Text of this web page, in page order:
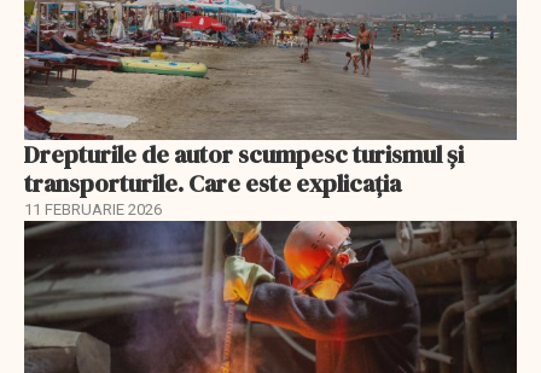
Drepturile de autor scumpesc turismul și
transporturile. Care este explicația
11 FEBRUARIE 2026